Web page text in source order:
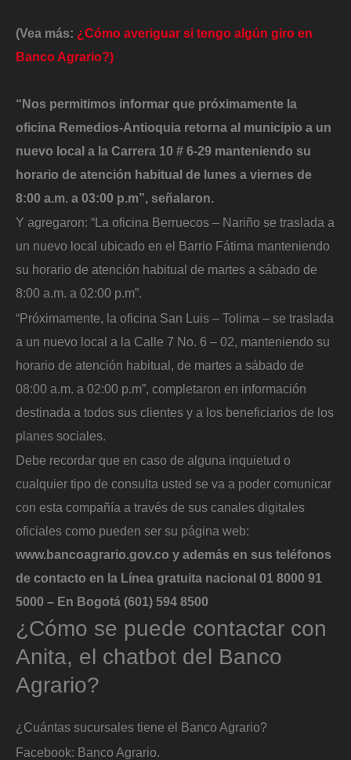
(Vea más: ¿Cómo averiguar si tengo algún giro en
Banco Agrario?)
“Nos permitimos informar que próximamente la
oficina Remedios-Antioquia retorna al municipio a un
nuevo local a la Carrera 10 # 6-29 manteniendo su
horario de atención habitual de lunes a viernes de
8:00 a.m. a 03:00 p.m”, señalaron.
Y agregaron: “La oficina Berruecos – Nariño se traslada a
un nuevo local ubicado en el Barrio Fátima manteniendo
su horario de atención habitual de martes a sábado de
8:00 a.m. a 02:00 p.m”.
“Próximamente, la oficina San Luis – Tolima – se traslada
a un nuevo local a la Calle 7 No. 6 – 02, manteniendo su
horario de atención habitual, de martes a sábado de
08:00 a.m. a 02:00 p.m”, completaron en información
destinada a todos sus clientes y a los beneficiarios de los
planes sociales.
Debe recordar que en caso de alguna inquietud o
cualquier tipo de consulta usted se va a poder comunicar
con esta compañía a través de sus canales digitales
oficiales como pueden ser su página web:
www.bancoagrario.gov.co y además en sus teléfonos
de contacto en la Línea gratuita nacional 01 8000 91
5000 – En Bogotá (601) 594 8500
¿Cómo se puede contactar con
Anita, el chatbot del Banco
Agrario?
¿Cuántas sucursales tiene el Banco Agrario?
Facebook: Banco Agrario.